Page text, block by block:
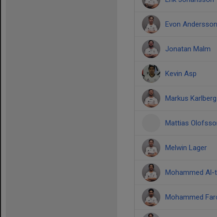
Evon Andersson
Jonatan Malm
Kevin Asp
Markus Karlberg
Mattias
Melwin Lager
Mohammed Al-
Mohammed